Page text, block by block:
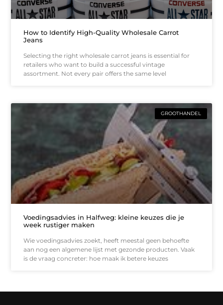
How to Identify High-Quality Wholesale Carrot
Jeans
Selecting the right wholesale carrot jeans is essential for
retailers who want to build a successful vintage
assortment. Not every pair offers the same level
GROOTHANDEL
Voedingsadvies in Halfweg: kleine keuzes die je
week rustiger maken
Wie voedingsadvies zoekt, heeft meestal geen behoefte
aan nog een algemene lijst met gezonde producten. Vaak
is de vraag concreter: hoe maak ik betere keuzes